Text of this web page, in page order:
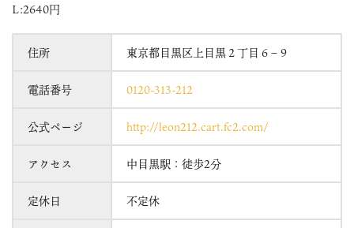
L:2640円
住所 東京都目黒区上目黒２丁目６−９
電話番号 0120-313-212
公式ページ http://leon212.cart.fc2.com/
アクセス 中目黒駅：徒歩2分
定休日 不定休